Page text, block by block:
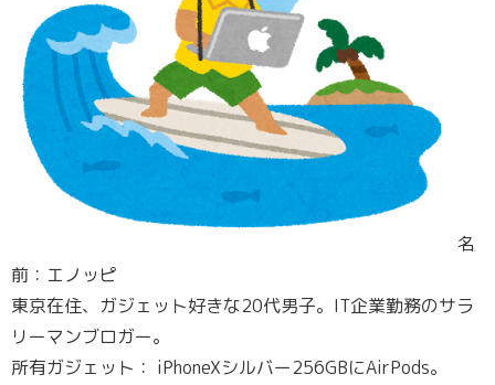
名
前：エノッピ
東京在住、ガジェット好きな20代男子。IT企業勤務のサラ
リーマンブロガー。
所有ガジェット： iPhoneXシルバー256GBにAirPods。